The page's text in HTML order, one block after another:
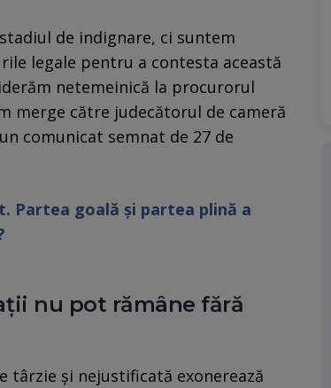
de indignare, ci suntem
legale pentru a contesta această
netemeinică la procurorul
merge către judecătorul de cameră
comunicat semnat de 27 de
Partea goală și partea plină a
nu pot rămâne fără
târzie şi nejustificată exonerează